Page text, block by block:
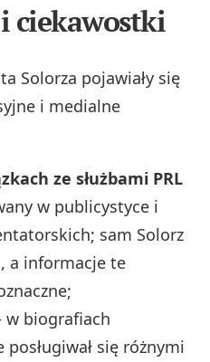
ciekawostki
Solorza pojawiały się
i medialne
ze służbami PRL
w publicystyce i
sam Solorz
a informacje te
w biografiach
się różnymi